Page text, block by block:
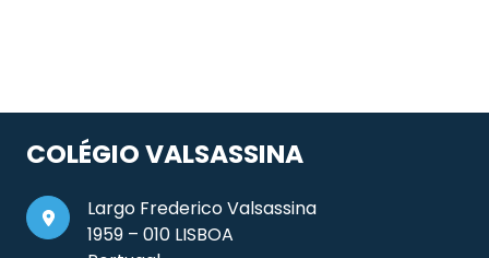
COLÉGIO VALSASSINA
Largo Frederico Valsassina
1959 – 010 LISBOA